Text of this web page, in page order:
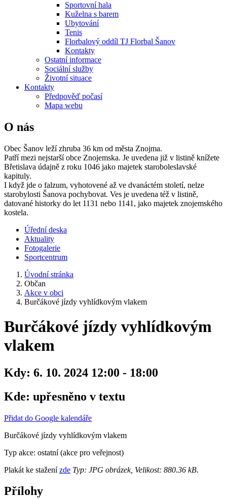
Sportovní hala
Kuželna s barem
Ubytování
Tenis
Florbalový oddíl TJ Florbal Šanov
Kontakty
Ostatní informace
Sociální služby
Životní situace
Kontakty
Předpověď počasí
Mapa webu
O nás
Obec Šanov leží zhruba 36 km od města Znojma.
Patří mezi nejstarší obce Znojemska. Je uvedena již v listině knížete
Břetislava údajně z roku 1046 jako majetek staroboleslavské
kapituly.
I když jde o falzum, vyhotovené až ve dvanáctém století, nelze
starobylosti Šanova pochybovat. Ves je uvedena též v listině,
datované historky do let 1131 nebo 1141, jako majetek znojemského
kostela.
Úřední deska
Aktuality
Fotogalerie
Sportcentrum
Úvodní stránka
Občan
Akce v obci
Burčákové jízdy vyhlídkovým vlakem
Burčákové jízdy vyhlídkovým
vlakem
Kdy: 6. 10. 2024 12:00 - 18:00
Kde: upřesněno v textu
Přidat do Google kalendáře
Burčákové jízdy vyhlídkovým vlakem
Typ akce: ostatní (akce pro veřejnost)
Plakát ke staženízde Typ: JPG obrázek, Velikost: 880.36 kB.
Přílohy